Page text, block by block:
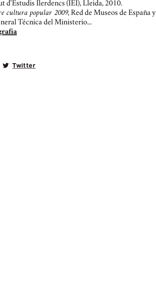
d'Estudis Ilerdencs (IEI), Lleida, 2010.
cultura popular 2009, Red de Museos de España y
Técnica del Ministerio...
Twitter